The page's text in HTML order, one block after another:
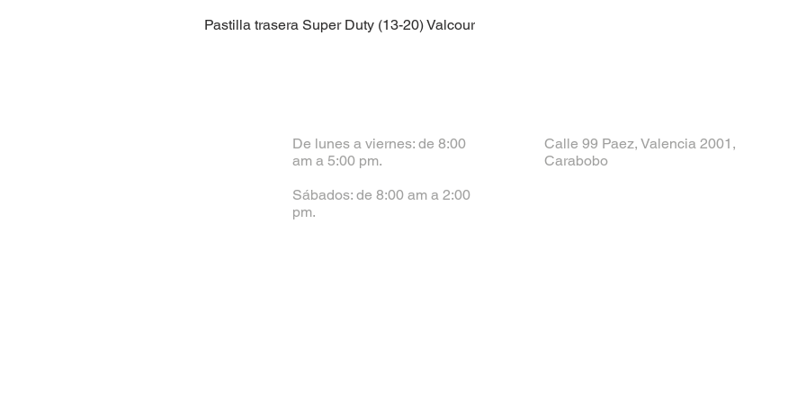
Pastilla trasera Super Duty (13-20) Valcour
De lunes a viernes: de 8:00
am a 5:00 pm.
Sábados: de 8:00 am a 2:00
pm.
Calle 99 Paez, Valencia 2001,
Carabobo